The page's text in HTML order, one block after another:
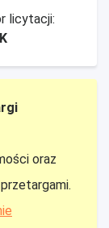
licytacji:
oraz